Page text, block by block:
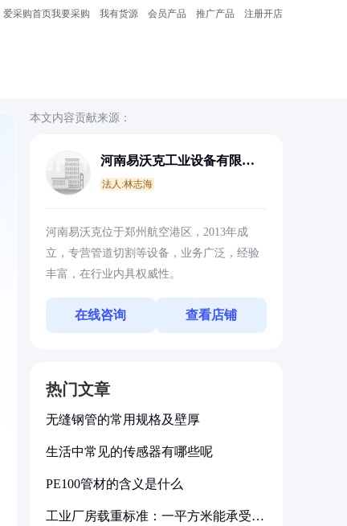
爱采购首页我要采购 我有货源 会员产品 推广产品 注册开店
本文内容贡献来源：
河南易沃克工业设备有限公
法人:林志海
河南易沃克位于郑州航空港区，2013年成
立，专营管道切割等设备，业务广泛，经验
丰富，在行业内具权威性。
在线咨询 查看店铺
热门文章
无缝钢管的常用规格及壁厚
生活中常见的传感器有哪些呢
PE100管材的含义是什么
工业厂房载重标准：一平方米能承受多